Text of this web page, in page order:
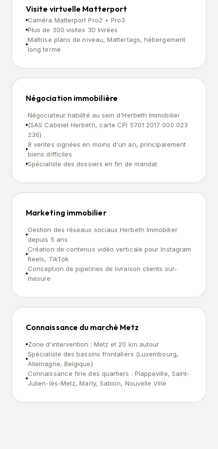
Visite virtuelle Matterport
Caméra Matterport Pro2 + Pro3
Plus de 300 visites 3D livrées
Maîtrise plans de niveau, Mattertags, hébergement
long terme
Négociation immobilière
Négociateur habilité au sein d'Herbeth Immobilier
(SAS Cabinet Herbeth, carte CPI 5701 2017 000 023
236)
8 ventes signées en moins d'un an, principalement
biens difficiles
Spécialiste des dossiers en fin de mandat
Marketing immobilier
Gestion des réseaux sociaux Herbeth Immobilier
depuis 5 ans
Création de contenus vidéo verticale pour Instagram
Reels, TikTok
Conception de pipelines de livraison clients sur-
mesure
Connaissance du marché Metz
Zone d'intervention : Metz et 20 km autour
Spécialiste des bassins frontaliers (Luxembourg,
Allemagne, Belgique)
Connaissance fine des quartiers : Plappeville, Saint-
Julien-lès-Metz, Marly, Sablon, Nouvelle Ville